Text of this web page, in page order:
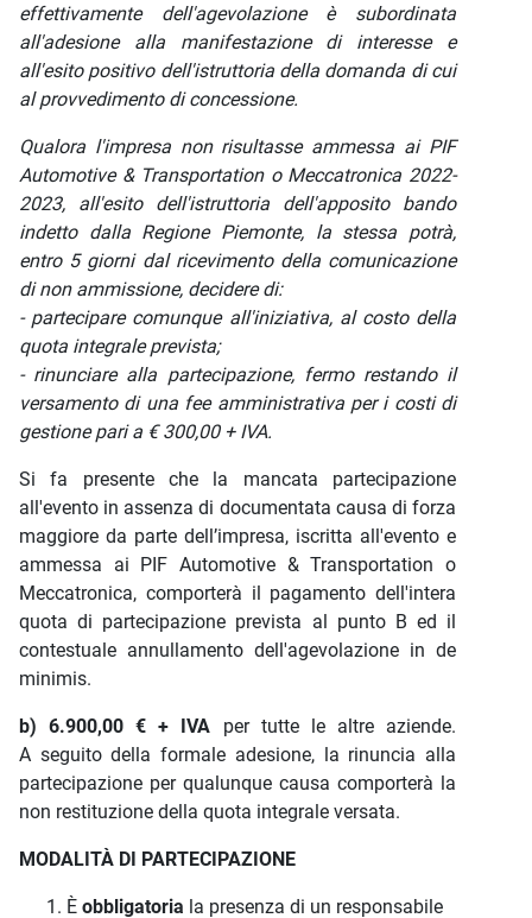
effettivamente dell'agevolazione è subordinata
all'adesione alla manifestazione di interesse e
all'esito positivo dell'istruttoria della domanda di cui
al provvedimento di concessione.
Qualora l'impresa non risultasse ammessa ai PIF
Automotive & Transportation o Meccatronica 2022-
2023, all'esito dell'istruttoria dell'apposito bando
indetto dalla Regione Piemonte, la stessa potrà,
entro 5 giorni dal ricevimento della comunicazione
di non ammissione, decidere di:
- partecipare comunque all'iniziativa, al costo della
quota integrale prevista;
- rinunciare alla partecipazione, fermo restando il
versamento di una fee amministrativa per i costi di
gestione pari a € 300,00 + IVA.
Si fa presente che la mancata partecipazione
all'evento in assenza di documentata causa di forza
maggiore da parte dell’impresa, iscritta all'evento e
ammessa ai PIF Automotive & Transportation o
Meccatronica, comporterà il pagamento dell'intera
quota di partecipazione prevista al punto B ed il
contestuale annullamento dell'agevolazione in de
minimis.
b) 6.900,00 € + IVA per tutte le altre aziende.
A seguito della formale adesione, la rinuncia alla
partecipazione per qualunque causa comporterà la
non restituzione della quota integrale versata.
MODALITÀ DI PARTECIPAZIONE
È obbligatoria la presenza di un responsabile